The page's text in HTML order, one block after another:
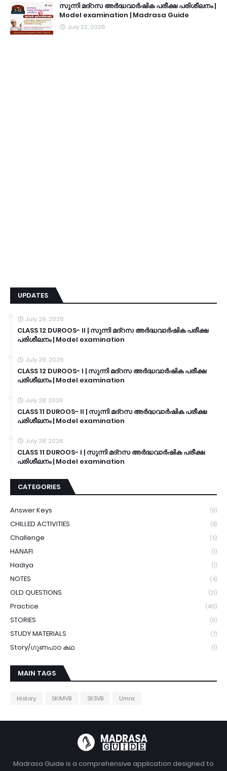
സുന്നി മദ്റസ അർദ്ധവാർഷിക പരീക്ഷ പരിശീലനം |
Model examination | Madrasa Guide
July 22, 2026
UPDATES
July 29, 2026
CLASS 12 DUROOS- II | സുന്നി മദ്റസ അർദ്ധവാർഷിക പരീക്ഷ
പരിശീലനം | Model examination
July 29, 2026
CLASS 12 DUROOS- I | സുന്നി മദ്റസ അർദ്ധവാർഷിക പരീക്ഷ
പരിശീലനം | Model examination
July 28, 2026
CLASS 11 DUROOS- II | സുന്നി മദ്റസ അർദ്ധവാർഷിക പരീക്ഷ
പരിശീലനം | Model examination
July 28, 2026
CLASS 11 DUROOS- I | സുന്നി മദ്റസ അർദ്ധവാർഷിക പരീക്ഷ
പരിശീലനം | Model examination
CATEGORIES
Answer Keys (9)
CHILLED ACTIVITIES (8)
Challenge (5)
HANAFI (1)
Hadiya (1)
NOTES (4)
OLD QUESTIONS (21)
Practice (415)
STORIES (9)
STUDY MATERIALS (7)
Story/ഗുണപാഠ കഥ (1)
MAIN TAGS
History SKIMVB SKSVB Umra
Madrasa Guide is a comprehensive application designed to